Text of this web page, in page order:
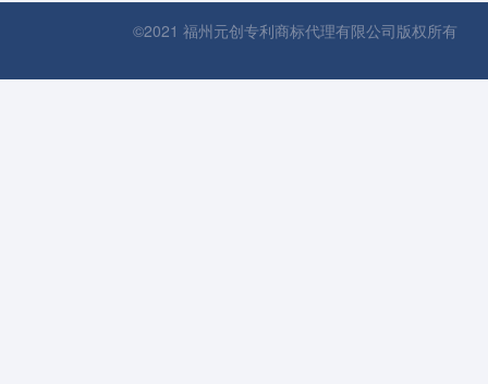
©2021 福州元创专利商标代理有限公司版权所有